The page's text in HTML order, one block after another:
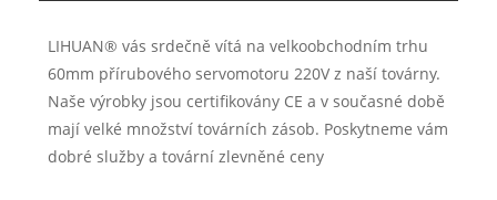
LIHUAN® vás srdečně vítá na velkoobchodním trhu
60mm přírubového servomotoru 220V z naší továrny.
Naše výrobky jsou certifikovány CE a v současné době
mají velké množství továrních zásob. Poskytneme vám
dobré služby a tovární zlevněné ceny